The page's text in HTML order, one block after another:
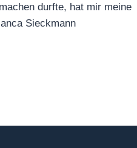
durfte, hat mir meine
Sieckmann